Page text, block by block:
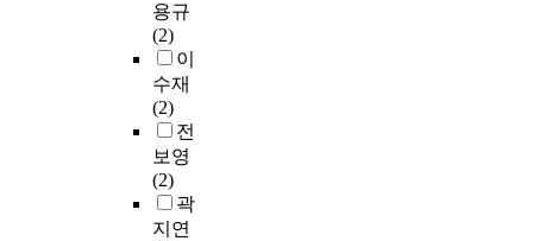
용규
(2)
이
수재
(2)
전
보영
(2)
곽
지연